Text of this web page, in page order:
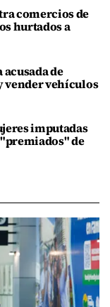
comercios de
hurtados a
de
vender vehículos
imputadas
de